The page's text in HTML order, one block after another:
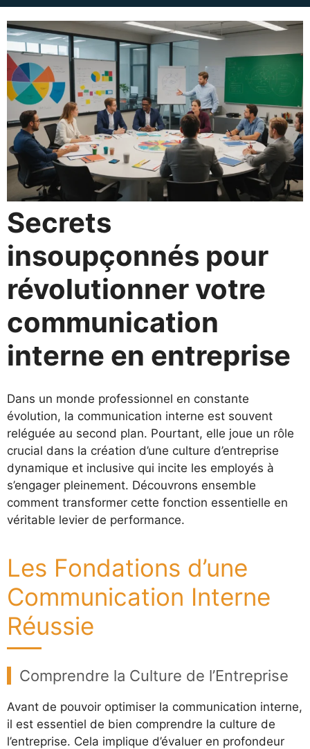
Secrets
insoupçonnés pour
révolutionner votre
communication
interne en entreprise
Dans un monde professionnel en constante
évolution, la communication interne est souvent
reléguée au second plan. Pourtant, elle joue un rôle
crucial dans la création d’une culture d’entreprise
dynamique et inclusive qui incite les employés à
s’engager pleinement. Découvrons ensemble
comment transformer cette fonction essentielle en
véritable levier de performance.
Les Fondations d’une
Communication Interne
Réussie
Comprendre la Culture de l’Entreprise
Avant de pouvoir optimiser la communication interne,
il est essentiel de bien comprendre la culture de
l’entreprise. Cela implique d’évaluer en profondeur